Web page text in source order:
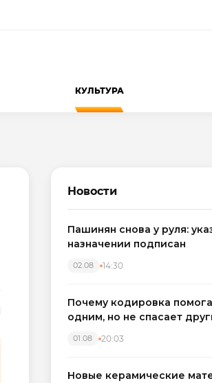
КУЛЬТУРА
Новости
Пашинян снова у руля:
назначении подписан
02.08 14:30
Почему кодировка
одним, но не спасает
01.08 20:03
Новые керамические